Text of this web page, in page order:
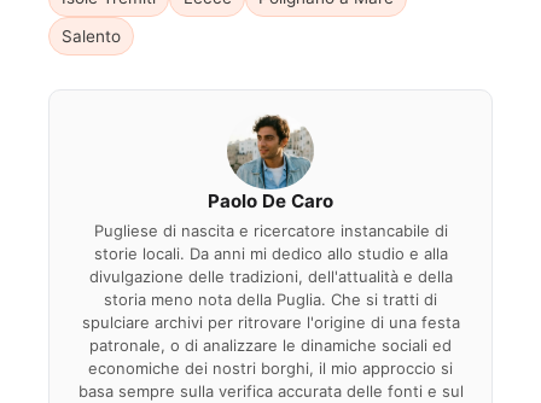
Salento
Paolo De Caro
Pugliese di nascita e ricercatore instancabile di
storie locali. Da anni mi dedico allo studio e alla
divulgazione delle tradizioni, dell'attualità e della
storia meno nota della Puglia. Che si tratti di
spulciare archivi per ritrovare l'origine di una festa
patronale, o di analizzare le dinamiche sociali ed
economiche dei nostri borghi, il mio approccio si
basa sempre sulla verifica accurata delle fonti e sul